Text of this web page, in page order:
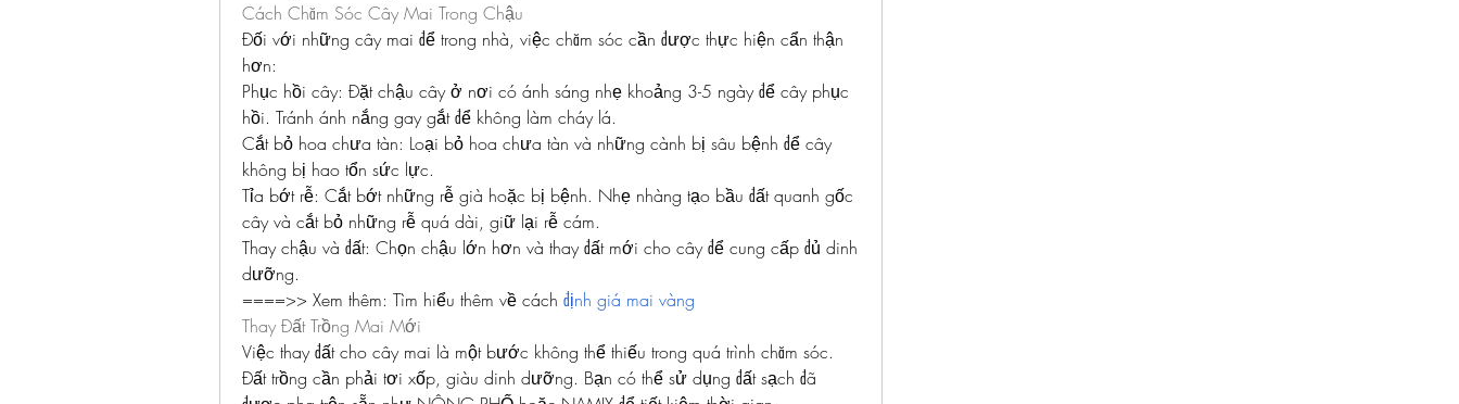
Cách Chăm Sóc Cây Mai Trong Chậu
Đối với những cây mai để trong nhà, việc chăm sóc cần được thực hiện cẩn thận
hơn:
Phục hồi cây: Đặt chậu cây ở nơi có ánh sáng nhẹ khoảng 3-5 ngày để cây phục
hồi. Tránh ánh nắng gay gắt để không làm cháy lá.
Cắt bỏ hoa chưa tàn: Loại bỏ hoa chưa tàn và những cành bị sâu bệnh để cây
không bị hao tổn sức lực.
Tỉa bớt rễ: Cắt bớt những rễ già hoặc bị bệnh. Nhẹ nhàng tạo bầu đất quanh gốc
cây và cắt bỏ những rễ quá dài, giữ lại rễ cám.
Thay chậu và đất: Chọn chậu lớn hơn và thay đất mới cho cây để cung cấp đủ dinh
dưỡng.
====>> Xem thêm: Tìm hiểu thêm về cách định giá mai vàng
Thay Đất Trồng Mai Mới
Việc thay đất cho cây mai là một bước không thể thiếu trong quá trình chăm sóc.
Đất trồng cần phải tơi xốp, giàu dinh dưỡng. Bạn có thể sử dụng đất sạch đã